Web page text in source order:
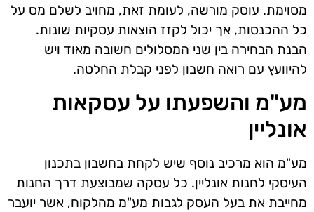
מסוימת. עוסק מורשה, לעומת זאת, מחויב לשלם מס על
כל ההכנסות, אך יכול לקזז הוצאות עסקיות שונות.
הבנת הבחירה בין שני המסלולים חשובה מאוד ויש
להיוועץ עם רואה חשבון לפני קבלת החלטה.
מע"מ והשפעתו על עסקאות
אונליין
מע"מ הוא מרכיב נוסף שיש לקחת בחשבון בתכנון
העיסקי לחנות אונליין. כל עסקה שמבוצעת דרך החנות
מחייבת את בעל העסק לגבות מע"מ מהלקוח, אשר יועבר